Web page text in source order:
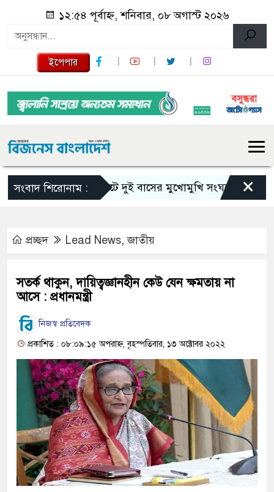
১২:৫৪ পূর্বাহ্ন, শনিবার, ০৮ অগাস্ট ২০২৬
ইপেপার
সংবাদ শিরোনাম :সিলেটে দুই বাসের মুখোমুখি সংঘর্ষে নিহত বেড়ে ৯
×
প্রচ্ছদ Lead News,জাতীয়
সতর্ক থাকুন, দায়িত্বজ্ঞানহীন কেউ যেন ক্ষমতায় না
আসে : প্রধানমন্ত্রী
নিজস্ব প্রতিবেদক
প্রকাশিত : ০৮:০৯:১৫ অপরাহ্ন, বৃহস্পতিবার, ১৩ অক্টোবর ২০২২